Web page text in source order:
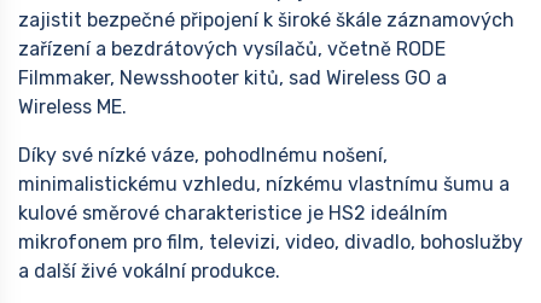
zajistit bezpečné připojení k široké škále záznamových
zařízení a bezdrátových vysílačů, včetně RODE
Filmmaker, Newsshooter kitů, sad Wireless GO a
Wireless ME.
Díky své nízké váze, pohodlnému nošení,
minimalistickému vzhledu, nízkému vlastnímu šumu a
kulové směrové charakteristice je HS2 ideálním
mikrofonem pro film, televizi, video, divadlo, bohoslužby
a další živé vokální produkce.